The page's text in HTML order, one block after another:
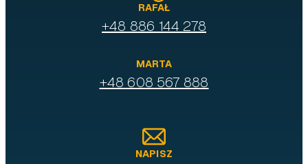
RAFAŁ
+48 886 144 278
MARTA
+48 608 567 888
NAPISZ